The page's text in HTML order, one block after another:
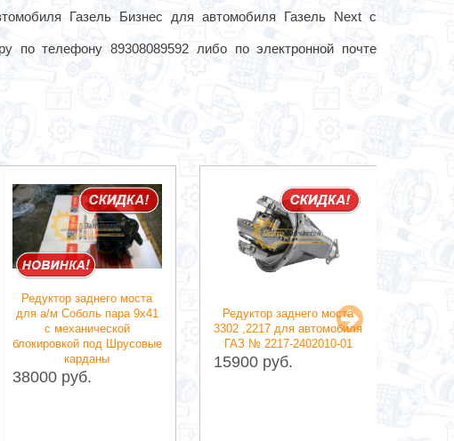
Газель Бизнес для автомобиля Газель Next с
по телефону 89308089592 либо по электронной почте
Редуктор заднего моста
для а/м Соболь пара 9х41
с механической
блокировкой под Шрусовые
карданы
38000 руб.
Редуктор заднего моста
3302 ,2217 для автомобиля
ГАЗ № 2217-2402010-01
15900 руб.